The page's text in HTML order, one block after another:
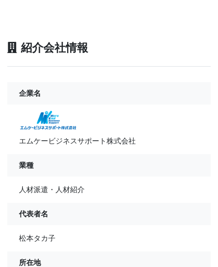
紹介会社情報
企業名
エムケービジネスサポート株式会社
業種
人材派遣・人材紹介
代表者名
松本タカ子
所在地